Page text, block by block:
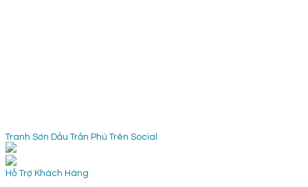
Tranh Sơn Dầu Trần Phú Trên Social
Hỗ Trợ Khách Hàng